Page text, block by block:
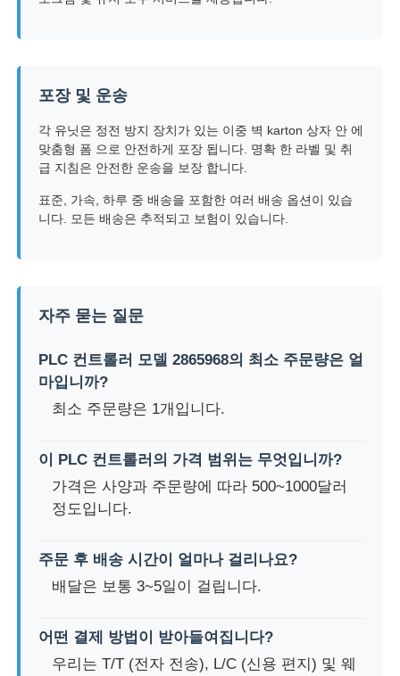
포장 및 운송
각 유닛은 정전 방지 장치가 있는 이중 벽 karton 상자 안 에
맞춤형 폼 으로 안전하게 포장 됩니다. 명확 한 라벨 및 취
급 지침은 안전한 운송을 보장 합니다.
표준, 가속, 하루 중 배송을 포함한 여러 배송 옵션이 있습
니다. 모든 배송은 추적되고 보험이 있습니다.
자주 묻는 질문
PLC 컨트롤러 모델 2865968의 최소 주문량은 얼
마입니까?
최소 주문량은 1개입니다.
이 PLC 컨트롤러의 가격 범위는 무엇입니까?
가격은 사양과 주문량에 따라 500~1000달러
정도입니다.
주문 후 배송 시간이 얼마나 걸리나요?
배달은 보통 3~5일이 걸립니다.
어떤 결제 방법이 받아들여집니다?
우리는 T/T (전자 전송), L/C (신용 편지) 및 웨